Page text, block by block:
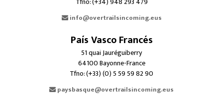
info@overtrailsincoming.eus
País Vasco Francés
51 quai Jauréguiberry
64100 Bayonne-France
Tfno: (+33) (0) 5 59 59 82 90
paysbasque@overtrailsincoming.eus